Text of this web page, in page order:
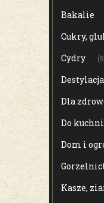
Bakalie
Cukry,
Cydry
Destylacja
Dla
Do kuchni
Dom i
Kasze,